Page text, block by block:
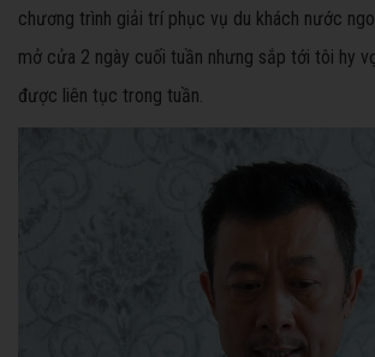
chương trình giải trí phục vụ du khách nước
mở cửa 2 ngày cuối tuần nhưng sắp tới tôi hy
được liên tục trong tuần.